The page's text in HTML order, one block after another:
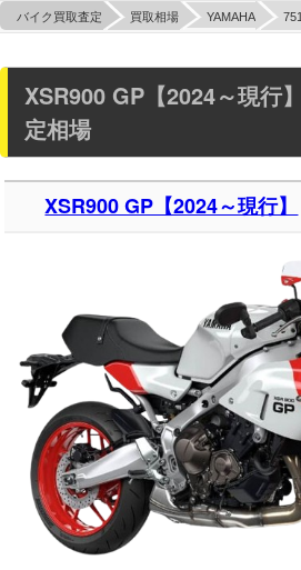
バイク買取査定 買取相場 YAMAHA
XSR900 GP【2024～現行
定相場
XSR900 GP【2024～現行】